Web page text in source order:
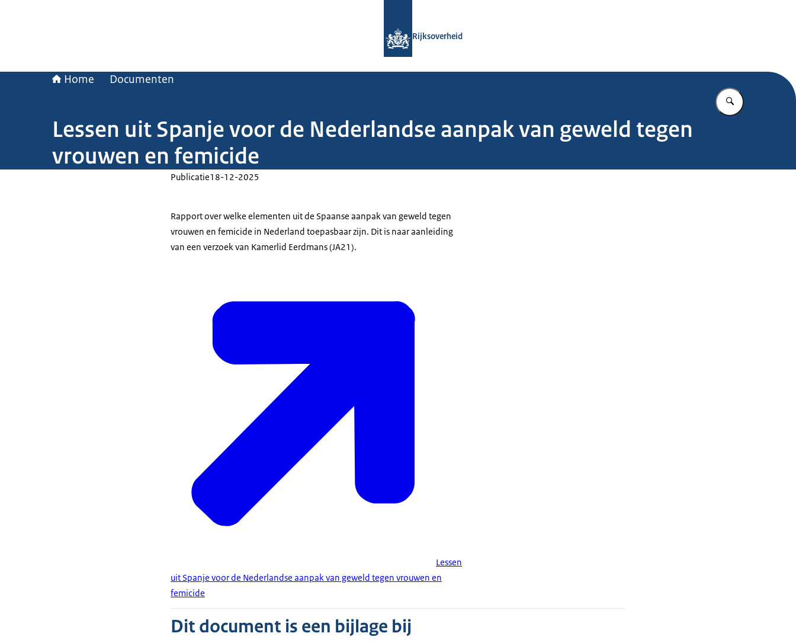
Rijksoverheid
Home Documenten
Vul in wat u
Lessen uit Spanje voor de Nederlandse aanpak van geweld tegen
vrouwen en femicide
Publicatie18-12-2025
Rapport over welke elementen uit de Spaanse aanpak van geweld tegen
vrouwen en femicide in Nederland toepasbaar zijn. Dit is naar aanleiding
van een verzoek van Kamerlid Eerdmans (JA21).
Lessen
uit Spanje voor de Nederlandse aanpak van geweld tegen vrouwen en
femicide
Dit document is een bijlage bij